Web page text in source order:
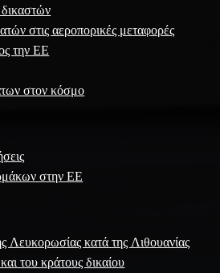
στις αεροπορικές μεταφορές
την ΕΕ
στον κόσμο
στην ΕΕ
Λευκορωσίας κατά της Λιθουανίας
του κράτους δικαίου